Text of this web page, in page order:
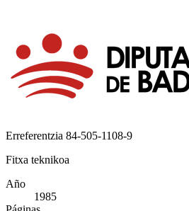
Erreferentzia 84-505-1108-9
Fitxa teknikoa
Año
1985